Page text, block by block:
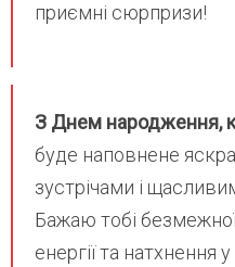
приємні сюрпризи!
З Днем народження,
буде наповнене
зустрічами і
Бажаю тобі
енергії та натхнення